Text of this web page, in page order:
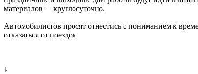
материалов — круглосуточно.
Автомобилистов просят отнестись с пониманием к
отказаться от поездок.
↓